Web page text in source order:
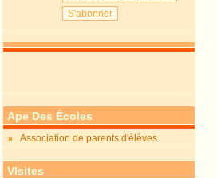
Ape Des Écoles
Association de parents d'élèves
VIsites